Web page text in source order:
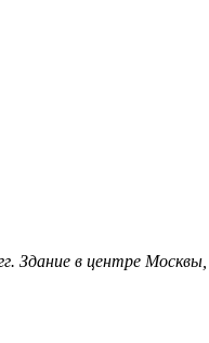
Здание в центре